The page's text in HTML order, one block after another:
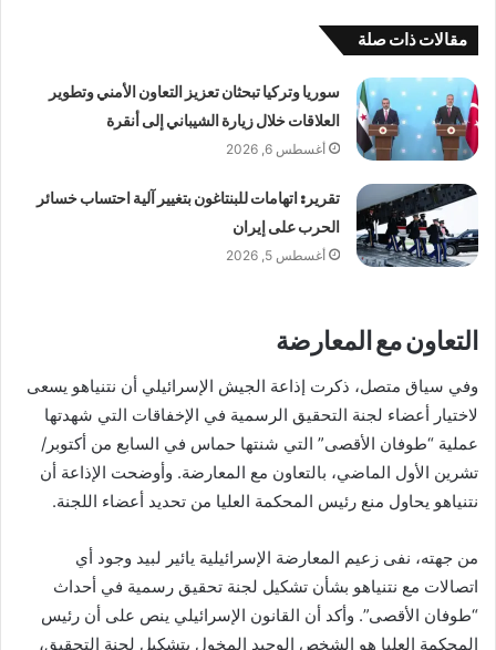
مقالات ذات صلة
سوريا وتركيا تبحثان تعزيز التعاون الأمني وتطوير
العلاقات خلال زيارة الشيباني إلى أنقرة
أغسطس 6, 2026
تقرير: اتهامات للبنتاغون بتغيير آلية احتساب خسائر
الحرب على إيران
أغسطس 5, 2026
التعاون مع المعارضة
وفي سياق متصل، ذكرت إذاعة الجيش الإسرائيلي أن نتنياهو يسعى
لاختيار أعضاء لجنة التحقيق الرسمية في الإخفاقات التي شهدتها
عملية “طوفان الأقصى” التي شنتها حماس في السابع من أكتوبر/
تشرين الأول الماضي، بالتعاون مع المعارضة. وأوضحت الإذاعة أن
نتنياهو يحاول منع رئيس المحكمة العليا من تحديد أعضاء اللجنة.
من جهته، نفى زعيم المعارضة الإسرائيلية يائير لبيد وجود أي
اتصالات مع نتنياهو بشأن تشكيل لجنة تحقيق رسمية في أحداث
“طوفان الأقصى”. وأكد أن القانون الإسرائيلي ينص على أن رئيس
المحكمة العليا هو الشخص الوحيد المخول بتشكيل لجنة التحقيق،